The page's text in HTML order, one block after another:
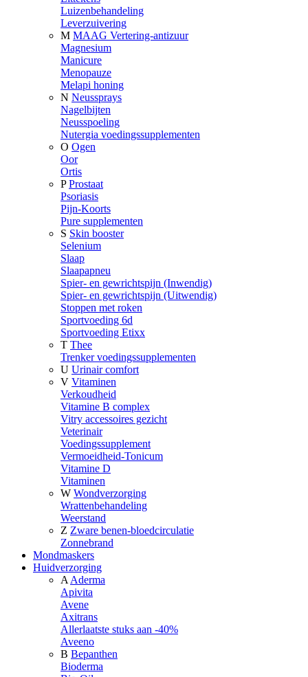
Luizenbehandeling
Leverzuivering
M MAAG Vertering-antizuur
Magnesium
Manicure
Menopauze
Melapi honing
N Neussprays
Nagelbijten
Neusspoeling
Nutergia voedingssupplementen
O Ogen
Oor
Ortis
P Prostaat
Psoriasis
Pijn-Koorts
Pure supplementen
S Skin booster
Selenium
Slaap
Slaapapneu
Spier- en gewrichtspijn (Inwendig)
Spier- en gewrichtspijn (Uitwendig)
Stoppen met roken
Sportvoeding 6d
Sportvoeding Etixx
T Thee
Trenker voedingssupplementen
U Urinair comfort
V Vitaminen
Verkoudheid
Vitamine B complex
Vitry accessoires gezicht
Veterinair
Voedingssupplement
Vermoeidheid-Tonicum
Vitamine D
Vitaminen
W Wondverzorging
Wrattenbehandeling
Weerstand
Z Zware benen-bloedcirculatie
Zonnebrand
Mondmaskers
Huidverzorging
A Aderma
Apivita
Avene
Axitrans
Allerlaatste stuks aan -40%
Aveeno
B Bepanthen
Bioderma